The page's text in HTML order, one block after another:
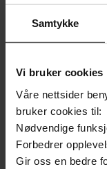
Samtykke
Vi bruker cookies
Våre nettsider
bruker cookies til:
Nødvendige
Forbedrer
Gir oss en bedre